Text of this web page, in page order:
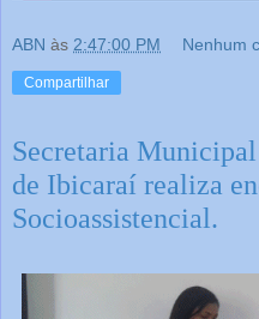
ABN às 2:47:00 PM Nenhum
Compartilhar
Secretaria
de Ibicaraí realiza
Socioassistencial.